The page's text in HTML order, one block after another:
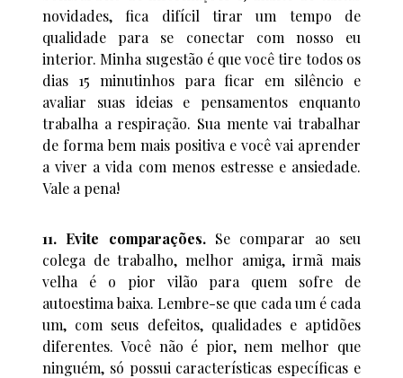
novidades, fica difícil tirar um tempo de
qualidade para se conectar com nosso eu
interior. Minha sugestão é que você tire todos os
dias 15 minutinhos para ficar em silêncio e
avaliar suas ideias e pensamentos enquanto
trabalha a respiração. Sua mente vai trabalhar
de forma bem mais positiva e você vai aprender
a viver a vida com menos estresse e ansiedade.
Vale a pena!
11. Evite comparações.Se comparar ao seu
colega de trabalho, melhor amiga, irmã mais
velha é o pior vilão para quem sofre de
autoestima baixa. Lembre-se que cada um é cada
um, com seus defeitos, qualidades e aptidões
diferentes. Você não é pior, nem melhor que
ninguém, só possui características específicas e